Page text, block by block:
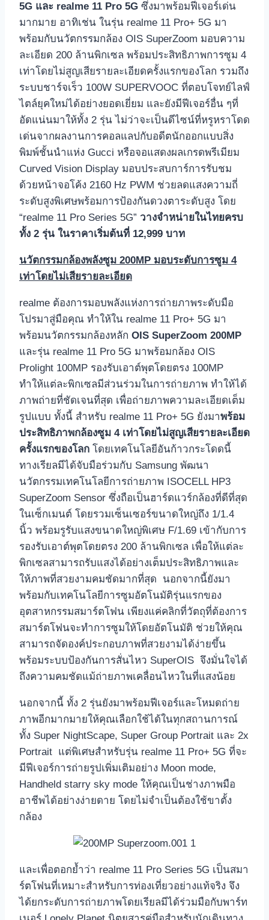
5G และ realme 11 Pro 5G ซึ่งมาพร้อมฟีเจอร์เด่น
มากมาย อาทิเช่น ในรุ่น realme 11 Pro+ 5G มา
พร้อมกับนวัตกรรมกล้อง OIS SuperZoom มอบความ
ละเอียด 200 ล้านพิกเซล พร้อมประสิทธิภาพการซูม 4
เท่าโดยไม่สูญเสียรายละเอียดครั้งแรกของโลก รวมถึง
ระบบชาร์จเร็ว 100W SUPERVOOC ที่ตอบโจทย์ไลฟ์
ไตล์ยุคใหม่ได้อย่างยอดเยี่ยม และยังมีฟีเจอร์อื่น ๆที่
อัดแน่นมาให้ทั้ง 2 รุ่น ไม่ว่าจะเป็นดีไซน์ที่หรูหราโดด
เด่นจากผลงานการคอลแลปกับอดีตนักออกแบบสิ่ง
พิมพ์ชั้นนำแห่ง Gucci หรือจอแสดงผลเกรดพรีเมียม
Curved Vision Display มอบประสบการ์การรับชม
ด้วยหน้าจอโค้ง 2160 Hz PWM ช่วยลดแสงความถี่
ระดับสูงพิเศษพร้อมการป้องกันดวงตาระดับสูง โดย
“realme 11 Pro Series 5G” วางจำหน่ายในไทยครบ
ทั้ง 2 รุ่น ในราคาเริ่มต้นที่ 12,999 บาท
นวัตกรรมกล้องพลังซูม 200MP มอบระดับการซูม 4
เท่าโดยไม่เสียรายละเอียด
realme ต้องการมอบพลังแห่งการถ่ายภาพระดับมือ
โปรมาสู่มือคุณ ทำให้ใน realme 11 Pro+ 5G มา
พร้อมนวัตกรรมกล้องหลัก OIS SuperZoom 200MP
และรุ่น realme 11 Pro 5G มาพร้อมกล้อง OIS
Prolight 100MP รองรับเอาต์พุตโดยตรง 100MP
ทำให้แต่ละพิกเซลมีส่วนร่วมในการถ่ายภาพ ทำให้ได้
ภาพถ่ายที่ชัดเจนที่สุด เพื่อถ่ายภาพความละเอียดเต็ม
รูปแบบ ทั้งนี้ สำหรับ realme 11 Pro+ 5G ยังมาพร้อม
ประสิทธิภาพกล้องซูม 4 เท่าโดยไม่สูญเสียรายละเอียด
ครั้งแรกของโลก โดยเทคโนโลยีอันก้าวกระโดดนี้
ทางเรียลมีได้จับมือร่วมกับ Samsung พัฒนา
นวัตกรรมเทคโนโลยีการถ่ายภาพ ISOCELL HP3
SuperZoom Sensor ซึ่งถือเป็นฮาร์ดแวร์กล้องที่ดีที่สุด
ในเซ็กเมนต์ โดยรวมเซ็นเซอร์ขนาดใหญ่ถึง 1/1.4
นิ้ว พร้อมรูรับแสงขนาดใหญ่พิเศษ F/1.69 เข้ากับการ
รองรับเอาต์พุตโดยตรง 200 ล้านพิกเซล เพื่อให้แต่ละ
พิกเซลสามารถรับแสงได้อย่างเต็มประสิทธิภาพและ
ให้ภาพที่สวยงามคมชัดมากที่สุด นอกจากนี้ยังมา
พร้อมกับเทคโนโลยีการซูมอัตโนมัติรุ่นแรกของ
อุตสาหกรรมสมาร์ตโฟน เพียงแค่คลิกที่วัตถุที่ต้องการ
สมาร์ตโฟนจะทำการซูมให้โดยอัตโนมัติ ช่วยให้คุณ
สามารถจัดองค์ประกอบภาพที่สวยงามได้ง่ายขึ้น
พร้อมระบบป้องกันการสั่นไหว SuperOIS จึงมั่นใจได้
ถึงความคมชัดแม้ถ่ายภาพเคลื่อนไหวในที่แสงน้อย
นอกจากนี้ ทั้ง 2 รุ่นยังมาพร้อมฟีเจอร์และโหมดถ่าย
ภาพอีกมากมายให้คุณเลือกใช้ได้ในทุกสถานการณ์
ทั้ง Super NightScape, Super Group Portrait และ 2x
Portrait แต่พิเศษสำหรับรุ่น realme 11 Pro+ 5G ที่จะ
มีฟีเจอร์การถ่ายรูปเพิ่มเติมอย่าง Moon mode,
Handheld starry sky mode ให้คุณเป็นช่างภาพมือ
อาชีพได้อย่างง่ายดาย โดยไม่จำเป็นต้องใช้ขาตั้ง
กล้อง
และเพื่อตอกย้ำว่า realme 11 Pro Series 5G เป็นสมา
ร์ตโฟนที่เหมาะสำหรับการท่องเที่ยวอย่างแท้จริง จึง
ได้ยกระดับการถ่ายภาพโดยเรียลมีได้ร่วมมือกับพาร์ท